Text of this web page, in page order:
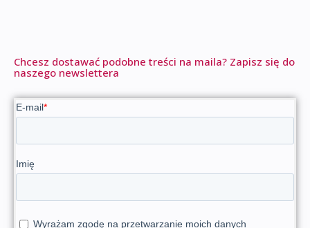
Chcesz dostawać podobne treści na maila? Zapisz się do
naszego newslettera